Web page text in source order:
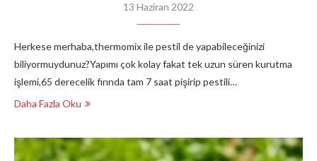
13 Haziran 2022
Herkese merhaba,thermomix ile pestil de yapabileceğinizi
biliyormuydunuz?Yapımı çok kolay fakat tek uzun süren kurutma
işlemi,65 derecelik fırında tam 7 saat pişirip pestili…
Daha Fazla Oku